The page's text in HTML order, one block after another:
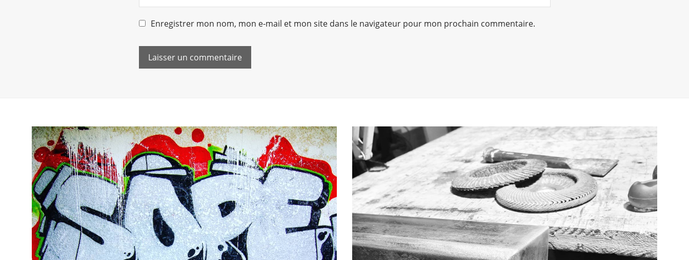
Enregistrer mon nom, mon e-mail et mon site dans le navigateur pour mon prochain commentaire.